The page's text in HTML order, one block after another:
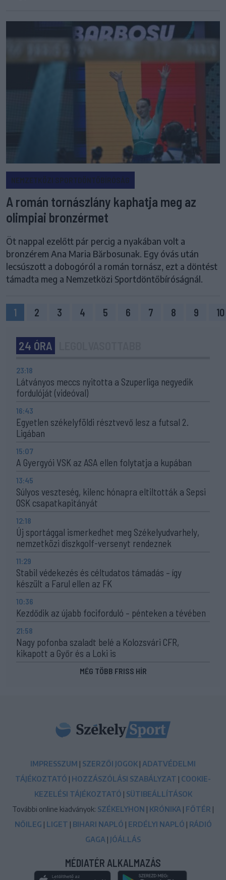
NEMZETKÖZI SPORTDÖNTŐBÍRÓSÁG
A román tornászlány kaphatja meg az
olimpiai bronzérmet
Öt nappal ezelőtt pár percig a nyakában volt a
bronzérem Ana Maria Bărbosunak. Egy óvás után
lecsúszott a dobogóról a román tornász, ezt a döntést
támadta meg a Nemzetközi Sportdöntőbíróságnál.
1 2 3 4 5 6 7 8 9 10
24 ÓRA
23:18
Látványos meccs nyitotta a Szuperliga negyedik
fordulóját (videóval)
16:43
Egyetlen székelyföldi résztvevő lesz a futsal 2.
Ligában
15:07
A Gyergyói VSK az ASA ellen folytatja a kupában
13:45
Súlyos veszteség, kilenc hónapra eltiltották a Sepsi
OSK csapatkapitányát
12:18
Új sportággal ismerkedhet meg Székelyudvarhely,
nemzetközi diszkgolf-versenyt rendeznek
11:29
Stabil védekezés és céltudatos támadás – így
készült a Farul ellen az FK
10:36
Kezdődik az újabb fociforduló – pénteken a tévében
21:58
Nagy pofonba szaladt belé a Kolozsvári CFR,
kikapott a Győr és a Loki is
MÉG TÖBB FRISS HÍR
IMPRESSZUM | SZERZŐI JOGOK | ADATVÉDELMI
TÁJÉKOZTATÓ | HOZZÁSZÓLÁSI SZABÁLYZAT | COOKIE-
KEZELÉSI TÁJÉKOZTATÓ | SÜTIBEÁLLÍTÁSOK
További online kiadványok: SZÉKELYHON | KRÓNIKA | FŐTÉR |
NŐILEG | LIGET | BIHARI NAPLÓ | ERDÉLYI NAPLÓ | RÁDIÓ
GAGA | JÓÁLLÁS
MÉDIATÉR ALKALMAZÁS